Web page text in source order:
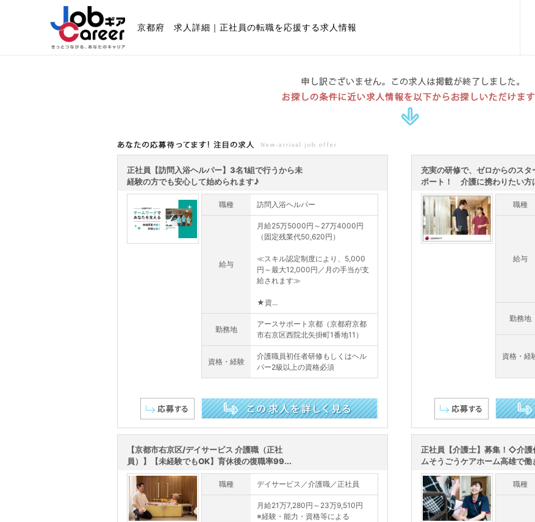
京都府 求人詳細｜正社員の転職を応援する求人情報
あなたの応募待ってます!注目の求人
正社員【訪問入浴ヘルパー】3名1組で行うから未
経験の方でも安心して始められます♪
職種 訪問入浴ヘルパー
給与
月給25万5000円～27万4000円
（固定残業代50,620円）
≪スキル認定制度により、5,000
円～最大12,000円／月の手当が支
給されます≫
★資...
勤務地
アースサポート京都（京都府京都
市右京区西院北矢掛町1番地11）
資格・経験
介護職員初任者研修もしくはヘル
パー2級以上の資格必須
充実の研修で、ゼロからのス
ポート！ 介護に携わりたい方
職種
給与
勤務地
資格・経
【京都市右京区/デイサービス 介護職（正社
員）】【未経験でもOK】育休後の復職率99...
職種 デイサービス／介護職／正社員
月給21万7,280円～23万9,510円
※経験・能力・資格等による
正社員【介護士】募集！◇介護
ムそうごうケアホーム高雄で働
職種